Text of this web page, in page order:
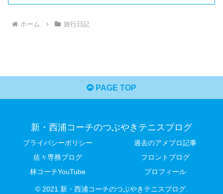
ホーム 旅行日記
PAGE TOP
新・西浦コーチのつぶやきテニスブログ
プライバシーポリシー
過去のアメブロ記事
佐々専務ブログ
フロントブログ
林コーチYouTube
プロフィール
© 2021 新・西浦コーチのつぶやきテニスブログ.